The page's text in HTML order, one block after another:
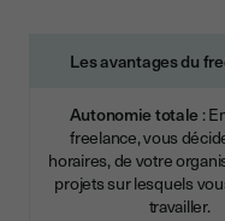
Les avantages du
Autonomie totale:
freelance, vous
horaires, de votre
projets sur lesquels
travailler.